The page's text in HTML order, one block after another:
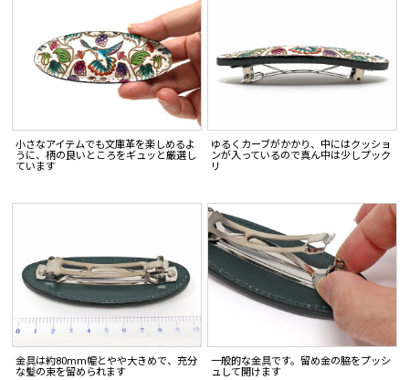
小さなアイテムでも文庫革を楽しめるよ
うに、柄の良いところをギュッと厳選し
ています
ゆるくカーブがかかり、中にはクッショ
ンが入っているので真ん中は少しプック
リ
金具は約80mm幅とやや大きめで、充分
な髪の束を留められます
一般的な金具です。留め金の脇をプッシ
ュして開けます